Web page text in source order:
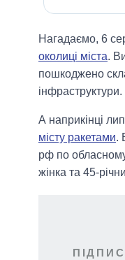
Нагадаємо, 6
околиці міста.
пошкоджено
інфраструктури.
А наприкінці
місту ракетами.
рф по
жінка та 45-